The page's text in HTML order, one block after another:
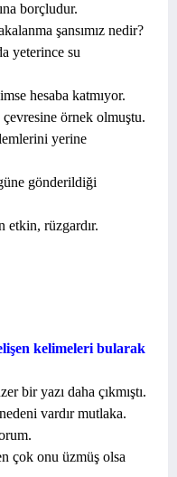
borçludur.
şansımız nedir?
yeterince su
hesaba katmıyor.
örnek olmuştu.
yerine
gönderildiği
etkin, rüzgardır.
kelimeleri bularak
bir yazı daha çıkmıştı.
vardır mutlaka.
çok onu üzmüş olsa